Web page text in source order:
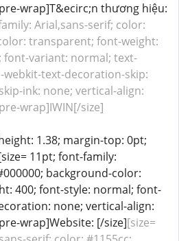
wrap]T&ecirc;n thương hiệu:
Arial,sans-serif; color:
transparent; font-weight:
font-variant: normal; text-
text-decoration-skip:
ink: none; vertical-align:
wrap]IWIN[/size]
1.38; margin-top: 0pt;
11pt; font-family:
background-color:
400; font-style: normal; font-
none; vertical-align:
wrap]Website: [/size][size=